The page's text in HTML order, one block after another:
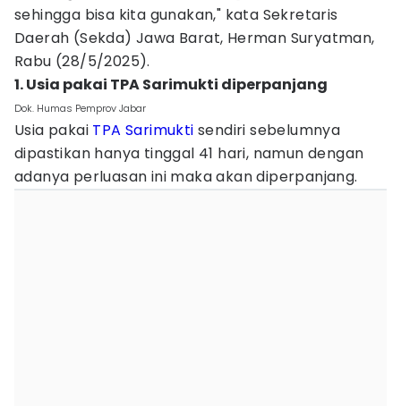
sehingga bisa kita gunakan," kata Sekretaris
Daerah (Sekda) Jawa Barat, Herman Suryatman,
Rabu (28/5/2025).
1. Usia pakai TPA Sarimukti diperpanjang
Dok. Humas Pemprov Jabar
Usia pakai TPA Sarimukti sendiri sebelumnya
dipastikan hanya tinggal 41 hari, namun dengan
adanya perluasan ini maka akan diperpanjang.